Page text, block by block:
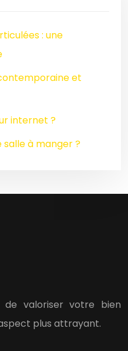
: une
et
internet ?
à manger ?
de valoriser votre bien
plus attrayant.